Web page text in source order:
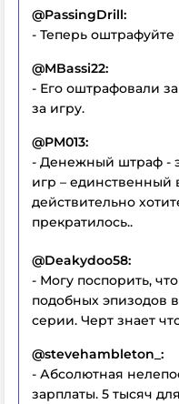
@PassingDrill:
- Теперь
@MBassi22:
- Его оштрафовали
за игру.
@PM013:
- Денежный штраф -
игр – единственный
действительно
прекратилось..
@Deakydoo58:
- Могу поспорить,
подобных эпизодов
серии. Черт знает
@stevehambleton_:
- Абсолютная
зарплаты. 5 тысяч